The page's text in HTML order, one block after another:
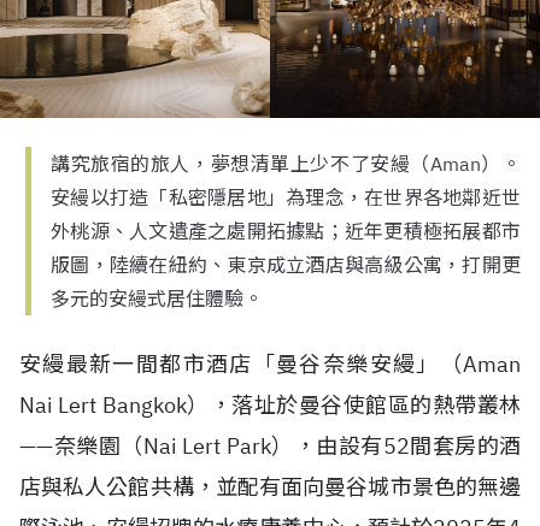
講究旅宿的旅人，夢想清單上少不了安縵（Aman）。
安縵以打造「私密隱居地」為理念，在世界各地鄰近世
外桃源、人文遺產之處開拓據點；近年更積極拓展都市
版圖，陸續在紐約、東京成立酒店與高級公寓，打開更
多元的安縵式居住體驗。
安縵最新一間都市酒店「曼谷奈樂安縵」（Aman
Nai Lert Bangkok），落址於曼谷使館區的熱帶叢林
——奈樂園（Nai Lert Park），由設有52間套房的酒
店與私人公館共構，並配有面向曼谷城市景色的無邊